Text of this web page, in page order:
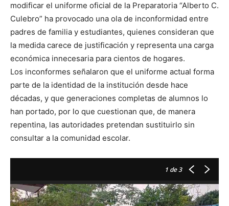
modificar el uniforme oficial de la Preparatoria “Alberto C.
Culebro” ha provocado una ola de inconformidad entre
padres de familia y estudiantes, quienes consideran que
la medida carece de justificación y representa una carga
económica innecesaria para cientos de hogares.
Los inconformes señalaron que el uniforme actual forma
parte de la identidad de la institución desde hace
décadas, y que generaciones completas de alumnos lo
han portado, por lo que cuestionan que, de manera
repentina, las autoridades pretendan sustituirlo sin
consultar a la comunidad escolar.
1 de 3